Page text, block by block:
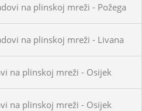
na plinskoj mreži - Požega
na plinskoj mreži - Livana
na plinskoj mreži - Osijek
na plinskoj mreži - Osijek